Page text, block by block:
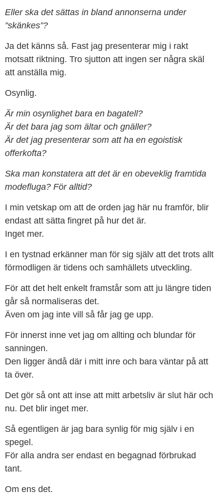
Eller ska det sättas in bland annonserna under
”skänkes”?
Ja det känns så. Fast jag presenterar mig i rakt
motsatt riktning. Tro sjutton att ingen ser några skäl
att anställa mig.
Osynlig.
Är min osynlighet bara en bagatell?
Är det bara jag som ältar och gnäller?
Är det jag presenterar som att ha en egoistisk
offerkofta?
Ska man konstatera att det är en obeveklig framtida
modefluga? För alltid?
I min vetskap om att de orden jag här nu framför, blir
endast att sätta fingret på hur det är.
Inget mer.
I en tystnad erkänner man för sig själv att det trots allt
förmodligen är tidens och samhällets utveckling.
För att det helt enkelt framstår som att ju längre tiden
går så normaliseras det.
Även om jag inte vill så får jag ge upp.
För innerst inne vet jag om allting och blundar för
sanningen.
Den ligger ändå där i mitt inre och bara väntar på att
ta över.
Det gör så ont att inse att mitt arbetsliv är slut här och
nu. Det blir inget mer.
Så egentligen är jag bara synlig för mig själv i en
spegel.
För alla andra ser endast en begagnad förbrukad
tant.
Om ens det.